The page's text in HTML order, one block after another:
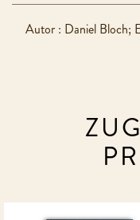
Autor : Daniel Bloch;